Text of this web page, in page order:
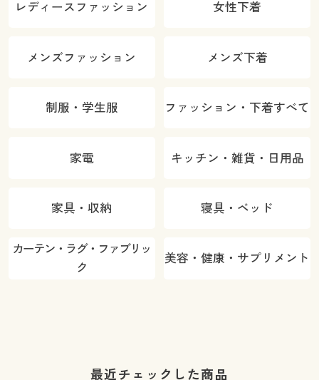
レディースファッション 女性下着
メンズファッション メンズ下着
制服・学生服 ファッション・下着すべて
家電 キッチン・雑貨・日用品
家具・収納 寝具・ベッド
カーテン・ラグ・ファブリッ
ク
美容・健康・サプリメント
最近チェックした商品